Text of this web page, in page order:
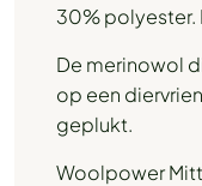
30% polyester.
De merinowol
op een
geplukt.
Woolpower